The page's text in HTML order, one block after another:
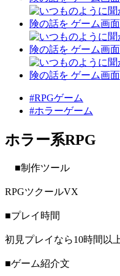
#RPGゲーム
#ホラーゲーム
ホラー系RPG
■制作ツール
RPGツクールVX
■プレイ時間
初見プレイなら10時間以
■ゲーム紹介文